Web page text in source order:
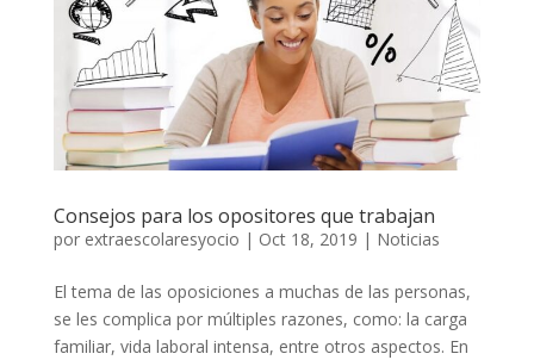
Consejos para los opositores que trabajan
por extraescolaresyocio | Oct 18, 2019 | Noticias
El tema de las oposiciones a muchas de las personas,
se les complica por múltiples razones, como: la carga
familiar, vida laboral intensa, entre otros aspectos. En